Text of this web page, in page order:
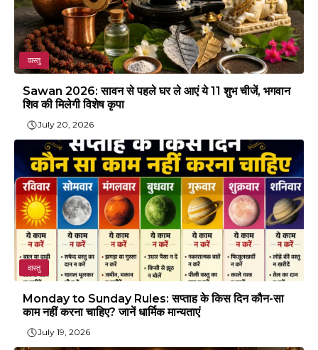
वास्तु
Sawan 2026: सावन से पहले घर ले आएं ये 11 शुभ चीजें, भगवान
शिव की मिलेगी विशेष कृपा
July 20, 2026
वास्तु
Monday to Sunday Rules: सप्ताह के किस दिन कौन-सा
काम नहीं करना चाहिए? जानें धार्मिक मान्यताएं
July 19, 2026